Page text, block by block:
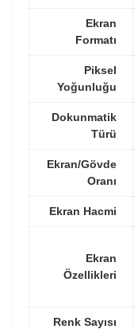
Ekran
Formatı
Piksel
Yoğunluğu
Dokunmatik
Türü
Ekran/Gövde
Oranı
Ekran Hacmi
Ekran
Özellikleri
Renk Sayısı